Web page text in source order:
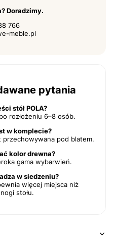
Doradzimy.
766
meble.pl
pytania
stół POLA?
rozłożeniu 6–8 osób.
w komplecie?
przechowywana pod blatem.
kolor drewna?
gama wybarwień.
w siedzeniu?
więcej miejsca niż
stołu.